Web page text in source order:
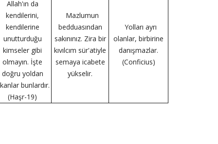
Allah'ın da
kendilerini,
kendilerine
unutturduğu
kimseler gibi
olmayın. İşte
doğru yoldan
bunlardır.
(Haşr-19)
Mazlumun
bedduasından
sakınınız. Zira bir
kıvılcım sür'atiyle
semaya icabete
yükselir.
Yolları ayrı
olanlar, birbirine
danışmazlar.
(Conficius)